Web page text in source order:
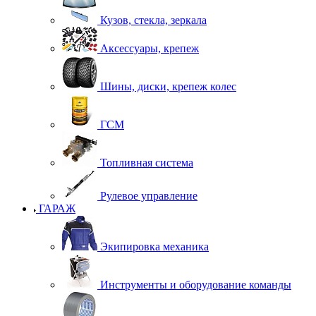
Кузов, стекла, зеркала
Аксессуары, крепеж
Шины, диски, крепеж колес
ГСМ
Топливная система
Рулевое управление
ГАРАЖ
Экипировка механика
Инструменты и оборудование команды